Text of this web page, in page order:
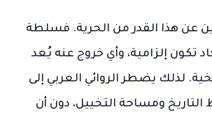
عن هذا القدر من الحرية. فسلطة
تكون إلزامية، وأي خروج عنه يُعد
لذلك يضطر الروائي العربي إلى
ومساحة التخييل، دون أن